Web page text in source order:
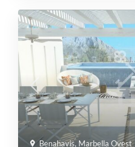
Benahavis, Marbella Ovest